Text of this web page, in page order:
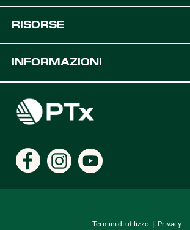
Soluzioni per Attrezzature
Soluzioni OEM
RISORSE
Supporto
INFORMAZIONI
Trova un Concessionario
Dove siamo
Termini di utilizzo
Privacy